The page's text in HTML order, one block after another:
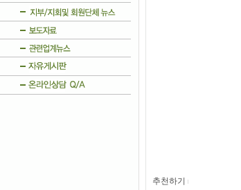
추천하기